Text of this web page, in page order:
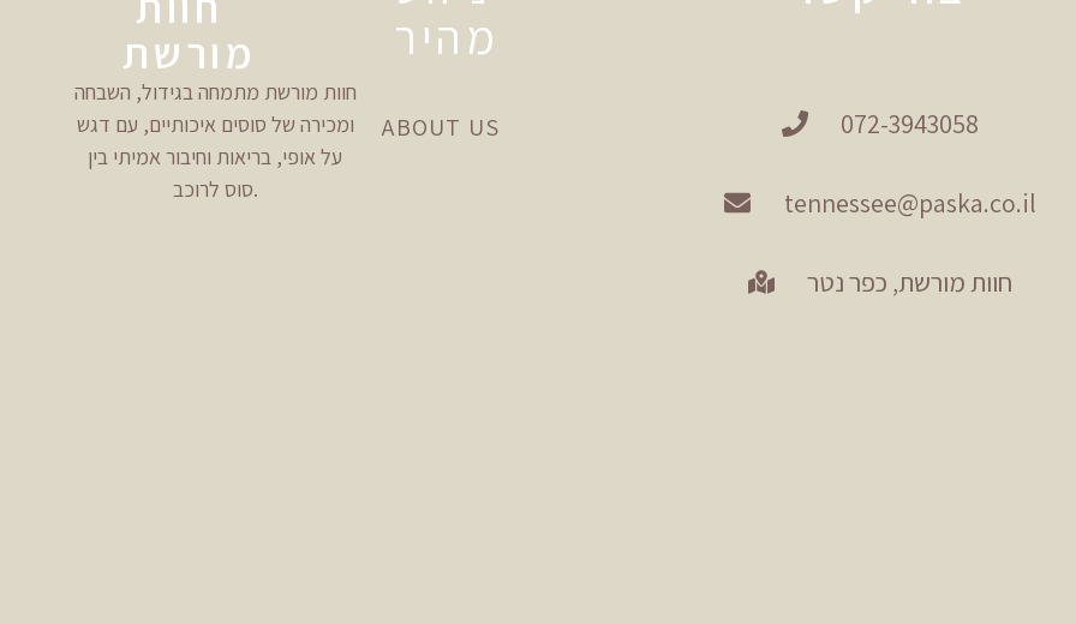
מורשת
חוות מורשת מתמחה בגידול, השבחה
ומכירה של סוסים איכותיים, עם דגש
על אופי, בריאות וחיבור אמיתי בין
סוס לרוכב.
מהיר
ABOUT US 072-3943058
tennessee@paska.co.il
חוות מורשת, כפר נטר